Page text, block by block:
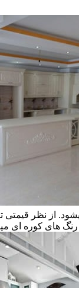
از نظر قیمتی
های کوره ای